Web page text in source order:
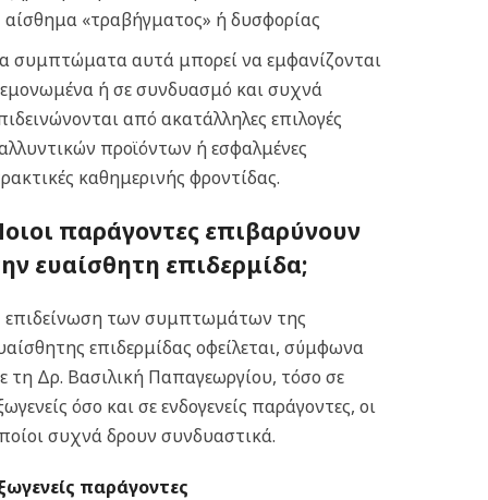
αίσθημα «τραβήγματος» ή δυσφορίας
συμπτώματα αυτά μπορεί να εμφανίζονται
ή σε συνδυασμό και συχνά
από ακατάλληλες επιλογές
προϊόντων ή εσφαλμένες
καθημερινής φροντίδας.
παράγοντες επιβαρύνουν
ευαίσθητη επιδερμίδα;
επιδείνωση των συμπτωμάτων της
επιδερμίδας οφείλεται, σύμφωνα
τη Δρ. Βασιλική Παπαγεωργίου, τόσο σε
όσο και σε ενδογενείς παράγοντες, οι
συχνά δρουν συνδυαστικά.
παράγοντες